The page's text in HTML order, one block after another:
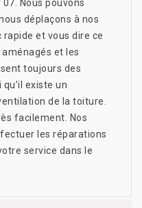
Nous pouvons
déplaçons à nos
et vous dire ce
aménagés et les
toujours des
existe un
de la toiture.
facilement. Nos
les réparations
service dans le